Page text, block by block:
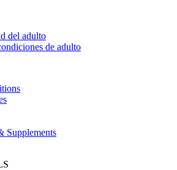
del adulto
de adulto
Supplements